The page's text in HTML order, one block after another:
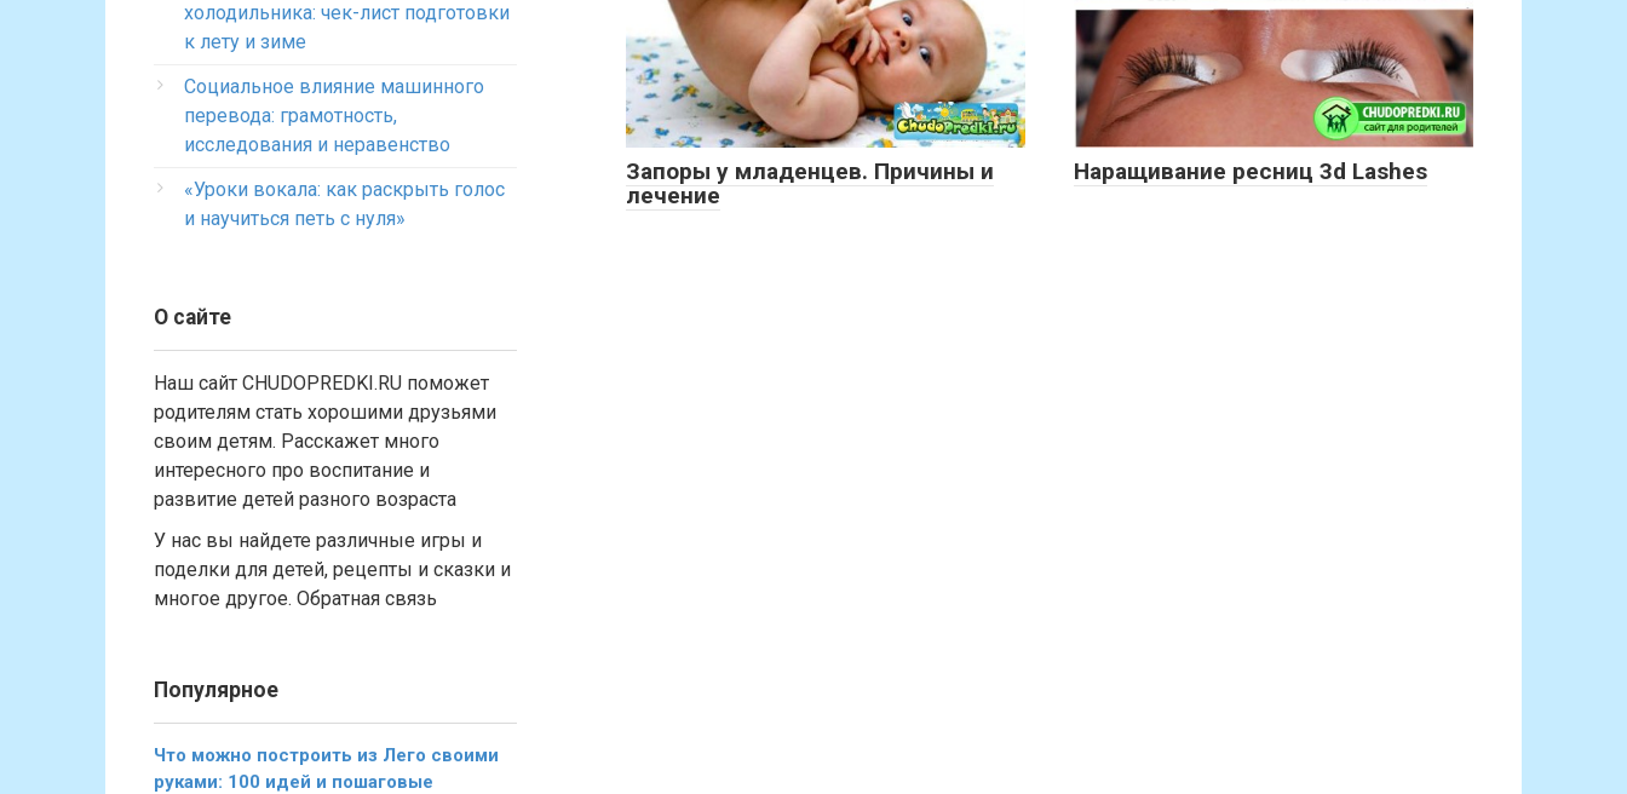
Запоры у младенцев. Причины и
лечение
Наращивание ресниц 3d Lashes
холодильника: чек-лист подготовки
к лету и зиме
Социальное влияние машинного
перевода: грамотность,
исследования и неравенство
«Уроки вокала: как раскрыть голос
и научиться петь с нуля»
О сайте
Наш сайт CHUDOPREDKI.RU поможет
родителям стать хорошими друзьями
своим детям. Расскажет много
интересного про воспитание и
развитие детей разного возраста
У нас вы найдете различные игры и
поделки для детей, рецепты и сказки и
многое другое. Обратная связь
Популярное
Что можно построить из Лего своими
руками: 100 идей и пошаговые